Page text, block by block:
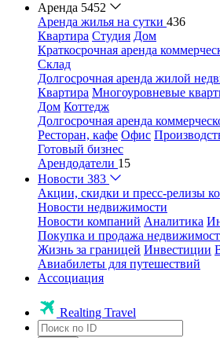
Аренда 5452
Аренда жилья на сутки 436
Квартира Студия Дом
Краткосрочная аренда
Склад
Долгосрочная аренда жилой
Квартира Многоуровневые
Дом Коттедж
Долгосрочная аренда
Ресторан, кафе Офис
Готовый бизнес
Арендодатели 15
Новости 383
Акции, скидки и пресс-релизы
Новости недвижимости
Новости компаний Аналитика
Покупка и продажа
Жизнь за границей Инвестиции
Авиабилеты для путешествий
Ассоциация
Realting Travel